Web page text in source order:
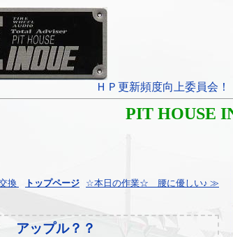
ＨＰ更新頻度向上委員会
PIT HOUSE
換 トップページ ☆本日の作業☆ 腰に優しい♪ ≫
アップル？？